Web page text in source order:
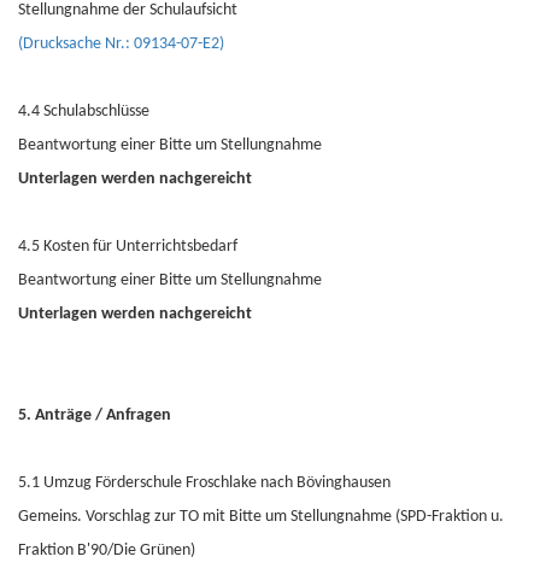
Stellungnahme der Schulaufsicht
(Drucksache Nr.: 09134-07-E2)
4.4 Schulabschlüsse
Beantwortung einer Bitte um Stellungnahme
Unterlagen werden nachgereicht
4.5 Kosten für Unterrichtsbedarf
Beantwortung einer Bitte um Stellungnahme
Unterlagen werden nachgereicht
5. Anträge / Anfragen
5.1 Umzug Förderschule Froschlake nach Bövinghausen
Gemeins. Vorschlag zur TO mit Bitte um Stellungnahme (SPD-Fraktion u.
Fraktion B'90/Die Grünen)